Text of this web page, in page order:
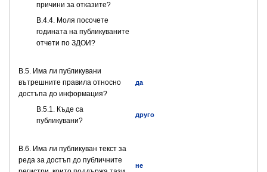
причини за отказите?
В.4.4. Моля посочете
годината на публикуваните
отчети по ЗДОИ?
В.5. Има ли публикувани
вътрешните правила относно
достъпа до информация?
да
В.5.1. Къде са
публикувани?
друго
В.6. Има ли публикуван текст за
реда за достъп до публичните
не